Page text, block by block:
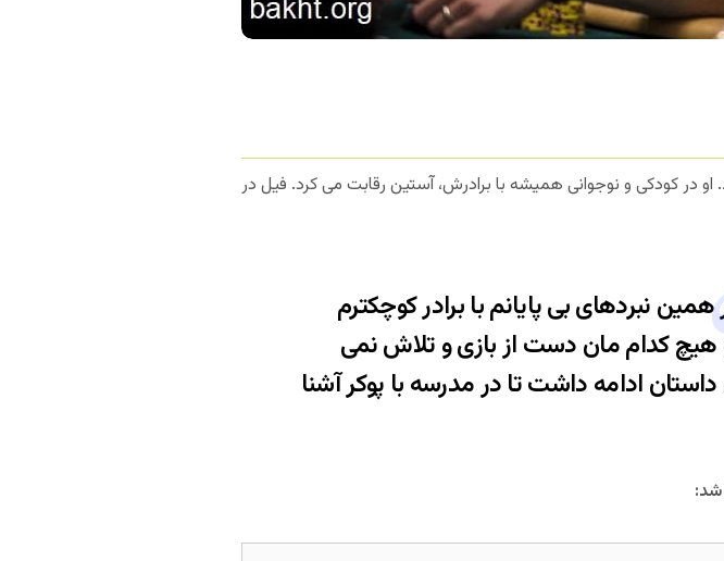
او در کودکی و نوجوانی همیشه با برادرش، آستین رقابت می کرد. فیل در
نبردهای بی پایانم با برادر کوچکترم
کدام مان دست از بازی و تلاش نمی
ادامه داشت تا در مدرسه با پوکر آشنا
شد: